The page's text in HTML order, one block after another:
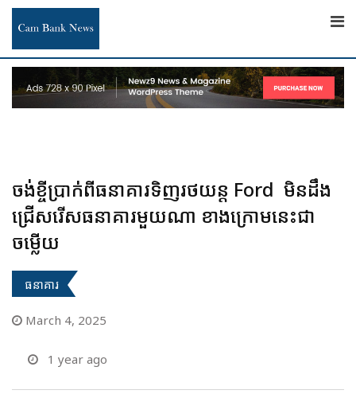
Skip
content
ចង់ខ្ចីប្រាក់ពីធនាគារទិញរថយន្ត Ford មិនដឹង
ជ្រើសរើសធនាគារមួយណា ខាងក្រោមនេះជា
ចម្លើយ
ធនាគារ
March 4, 2025
1 year ago